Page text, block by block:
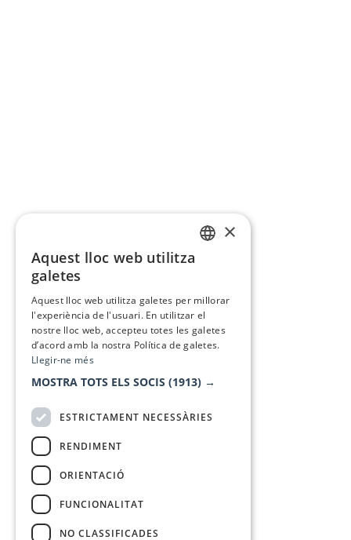
×
Aquest lloc web utilitza
galetes
Aquest lloc web utilitza galetes per millorar
l'experiència de l'usuari. En utilitzar el
nostre lloc web, accepteu totes les galetes
d’acord amb la nostra Política de galetes.
Llegir-ne més
MOSTRA TOTS ELS SOCIS (1913) →
ESTRICTAMENT NECESSÀRIES
RENDIMENT
ORIENTACIÓ
FUNCIONALITAT
NO CLASSIFICADES